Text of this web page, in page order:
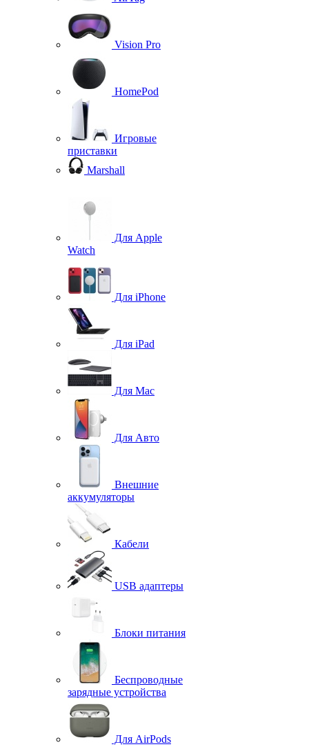
Vision Pro
HomePod
Игровые
приставки
Marshall
Для Apple
Watch
Для iPhone
Для iPad
Для Mac
Для Авто
Внешние
аккумуляторы
Кабели
USB адаптеры
Блоки питания
Беспроводные
зарядные устройства
Для AirPods